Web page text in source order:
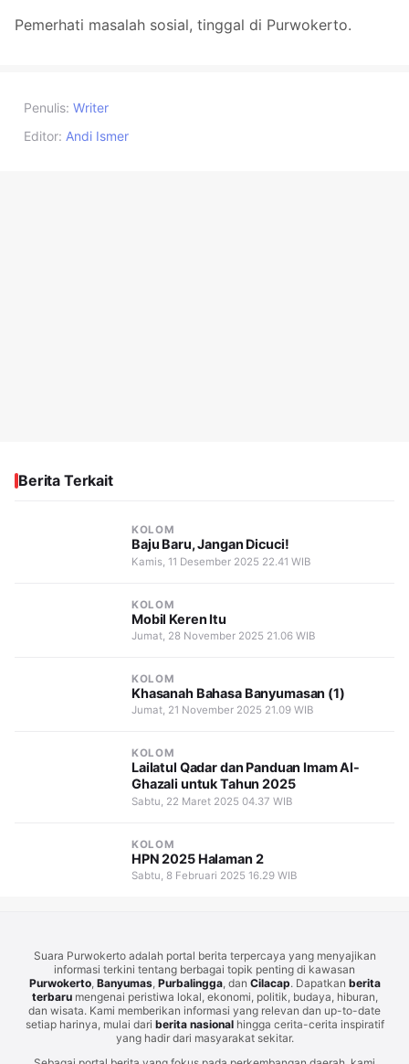
Pemerhati masalah sosial, tinggal di Purwokerto.
Penulis: Writer
Editor: Andi Ismer
Berita Terkait
KOLOM
Baju Baru, Jangan Dicuci!
Kamis, 11 Desember 2025 22.41 WIB
KOLOM
Mobil Keren Itu
Jumat, 28 November 2025 21.06 WIB
KOLOM
Khasanah Bahasa Banyumasan (1)
Jumat, 21 November 2025 21.09 WIB
KOLOM
Lailatul Qadar dan Panduan Imam Al-
Ghazali untuk Tahun 2025
Sabtu, 22 Maret 2025 04.37 WIB
KOLOM
HPN 2025 Halaman 2
Sabtu, 8 Februari 2025 16.29 WIB
Suara Purwokerto adalah portal berita terpercaya yang menyajikan
informasi terkini tentang berbagai topik penting di kawasan
Purwokerto, Banyumas, Purbalingga, dan Cilacap. Dapatkan berita
terbarumengenai peristiwa lokal, ekonomi, politik, budaya, hiburan,
dan wisata. Kami memberikan informasi yang relevan dan up-to-date
setiap harinya, mulai dari berita nasionalhingga cerita-cerita inspiratif
yang hadir dari masyarakat sekitar.